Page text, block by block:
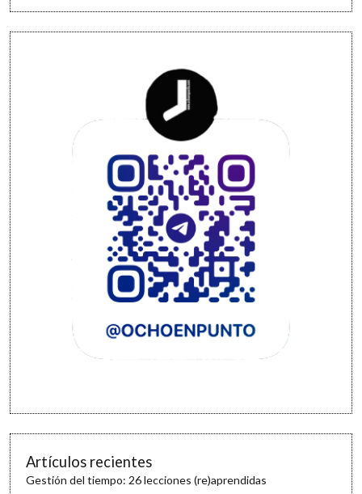
Artículos recientes
Gestión del tiempo: 26 lecciones (re)aprendidas